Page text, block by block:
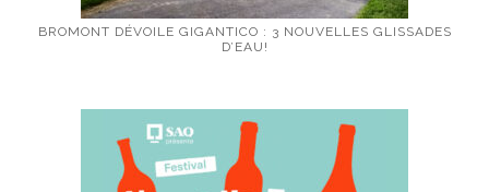
BROMONT DÉVOILE GIGANTICO : 3 NOUVELLES GLISSADES
D’EAU!